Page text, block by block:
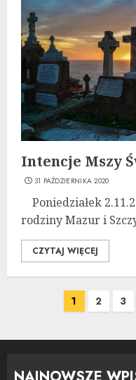
Intencje Mszy
31 PAŹDZIERNIKA 2020
Poniedziałek
rodziny Mazur i
CZYTAJ WIĘCEJ
Stronicowanie
1 2 3